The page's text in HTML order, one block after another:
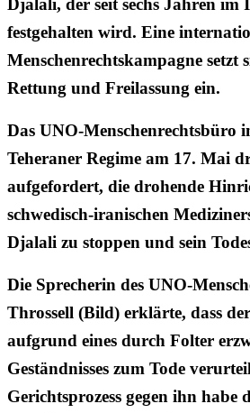
festgehalten wird. Eine
Menschenrechtskampagne setzt
Rettung und Freilassung ein.
Das UNO-Menschenrechtsbüro
Teheraner Regime am 17. Mai
aufgefordert, die drohende
schwedisch-iranischen
Djalali zu stoppen und sein
Die Sprecherin des UNO-
Throssell (Bild) erklärte, dass
aufgrund eines durch Folter
Geständnisses zum Tode
Gerichtsprozess gegen ihn habe